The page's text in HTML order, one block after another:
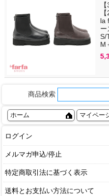
la
ー
S/
M
商品検索
ホーム マイペー
ログイン
メルマガ申込/停止
特定商取引法に基づく表示
送料とお支払い方法について